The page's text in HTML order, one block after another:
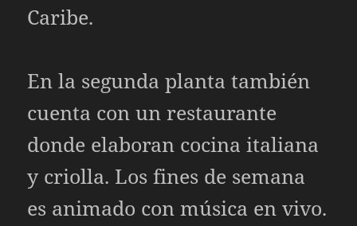
Caribe.
En la segunda planta también
cuenta con un restaurante
donde elaboran cocina italiana
y criolla. Los fines de semana
es animado con música en vivo.